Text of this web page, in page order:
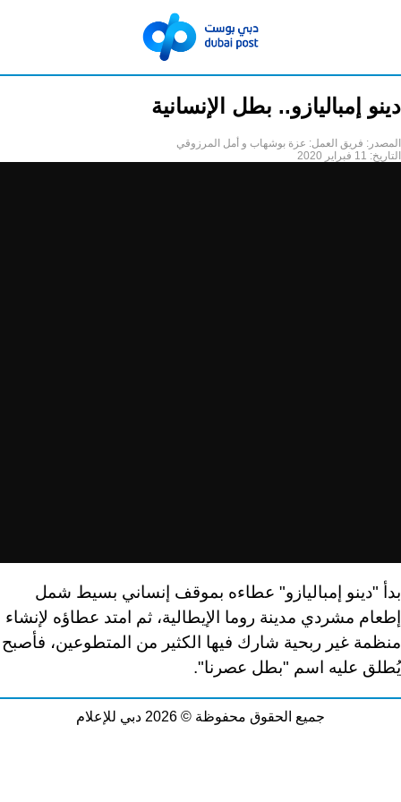
دينو إمباليازو.. بطل الإنسانية
المصدر: فريق العمل: عزة بوشهاب و أمل المرزوقي
التاريخ: 11 فبراير 2020
بدأ "دينو إمباليازو" عطاءه بموقف إنساني بسيط شمل
إطعام مشردي مدينة روما الإيطالية، ثم امتد عطاؤه لإنشاء
منظمة غير ربحية شارك فيها الكثير من المتطوعين، فأصبح
يُطلق عليه اسم "بطل عصرنا".
جميع الحقوق محفوظة © 2026 دبي للإعلام